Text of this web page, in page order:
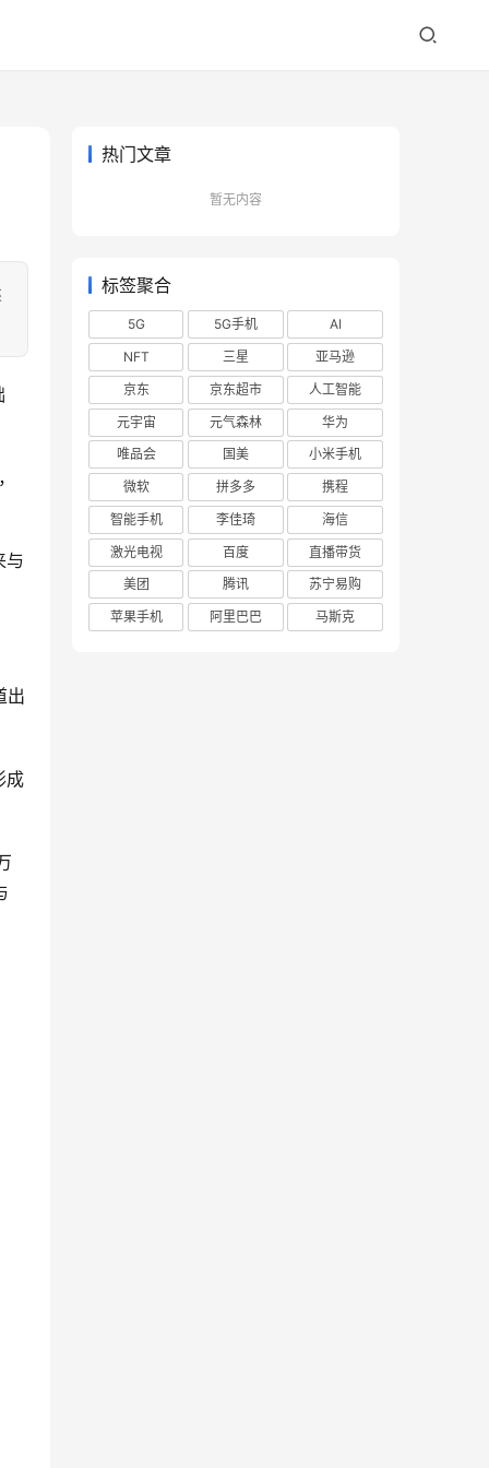
与
出
成
热门文章
暂无内容
标签聚合
5G 5G手机
AI
NFT
三星
亚马逊
京东
京东超市
人工智能
元宇宙
元气森林
华为
唯品会
国美
小米手机
微软
拼多多
携程
智能手机
李佳琦
海信
激光电视
百度
直播带货
美团
腾讯
苏宁易购
苹果手机
阿里巴巴 马斯克